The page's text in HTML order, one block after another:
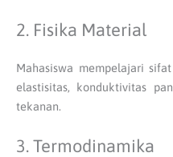
2. Fisika Material
Mahasiswa mempelajari
elastisitas, konduktivitas
tekanan.
3. Termodinamika